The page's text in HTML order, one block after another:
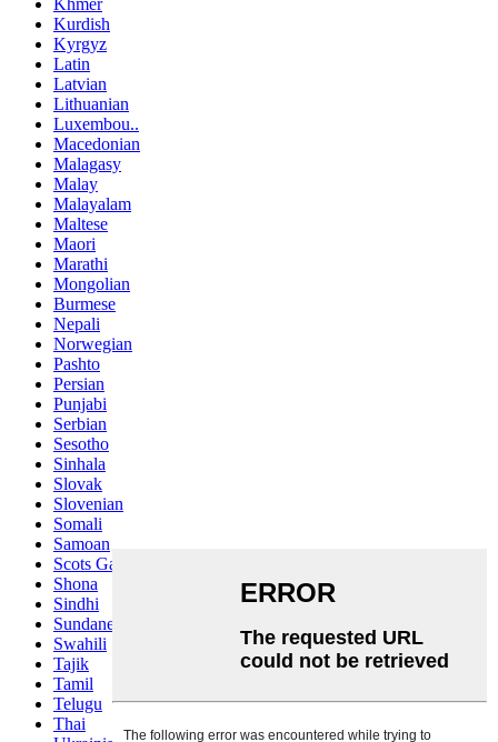
Kurdish
Kyrgyz
Latin
Latvian
Lithuanian
Luxembou..
Macedonian
Malagasy
Malay
Malayalam
Maltese
Maori
Marathi
Mongolian
Burmese
Nepali
Norwegian
Pashto
Persian
Punjabi
Serbian
Sesotho
Sinhala
Slovak
Slovenian
Somali
Samoan
Scots Gaelic
Shona
Sindhi
Sundanese
Swahili
Tajik
Tamil
Telugu
Thai